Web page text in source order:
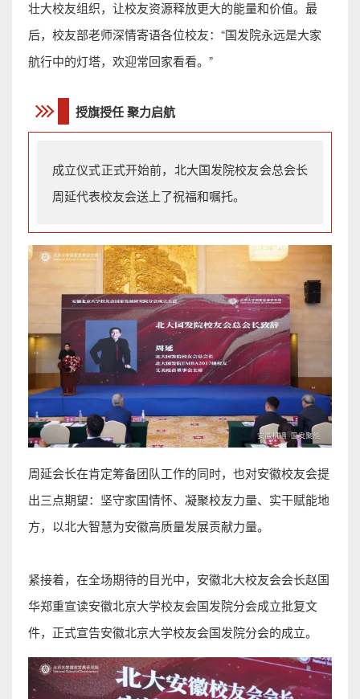
壮大校友组织，让校友资源释放更大的能量和价值。最
后，校友部老师深情寄语各位校友：“国发院永远是大家
航行中的灯塔，欢迎常回家看看。”
授旗授任 聚力启航
成立仪式正式开始前， 北大国发院校友会总会长
周延代表校友会送上了祝福和嘱托。
周延会长在肯定筹备团队工作的同时，也对安徽校友会提
出三点期望：坚守家国情怀、凝聚校友力量、实干赋能地
方，以北大智慧为安徽高质量发展贡献力量。
紧接着，在全场期待的目光中， 安徽北大校友会会长赵国
华郑重宣读安徽北京大学校友会国发院分会成立批复文
件，正式宣告安徽北京大学校友会国发院分会的成立。